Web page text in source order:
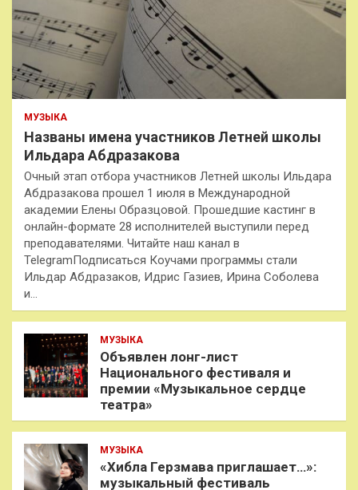
МУЗЫКА
Названы имена участников Летней школы
Ильдара Абдразакова
Очный этап отбора участников Летней школы Ильдара
Абдразакова прошел 1 июля в Международной
академии Елены Образцовой. Прошедшие кастинг в
онлайн-формате 28 исполнителей выступили перед
преподавателями. Читайте наш канал в
TelegramПодписаться Коучами программы стали
Ильдар Абдразаков, Идрис Газиев, Ирина Соболева
и…
МУЗЫКА
Объявлен лонг-лист
Национального фестиваля и
премии «Музыкальное сердце
театра»
МУЗЫКА
«Хибла Герзмава приглашает…»:
музыкальный фестиваль